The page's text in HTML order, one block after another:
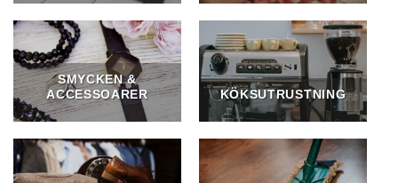
SMYCKEN &
ACCESSOARER
KÖKSUTRUSTNING